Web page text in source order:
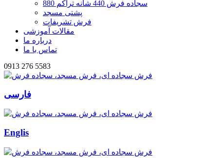
سجاده فرش 440 شانه تراکم 880
پشتی مسجد
فرش تشریفات
مقالات آموزشی
درباره ما
تماس با ما
0913 276 5583
فارسی
Englis